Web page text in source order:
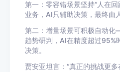
第一：零容错场景坚持“人在
业务，AI只辅助决策，最终由
第二：增量场景可积极自动
趋势研判，AI在精度超过95%
决策。
贾安亚坦言：“真正的挑战更